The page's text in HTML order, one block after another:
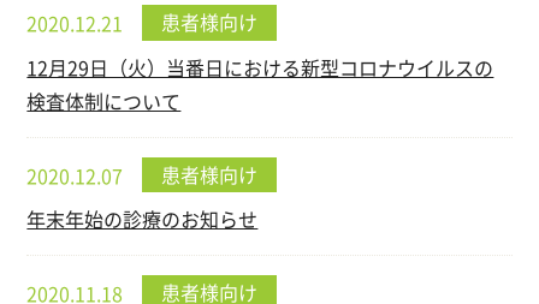
12月29日（火）当番日における新型コロナウイルスの
検査体制について
2020.12.21 患者様向け
年末年始の診療のお知らせ
2020.12.07 患者様向け
2020.11.18 患者様向け